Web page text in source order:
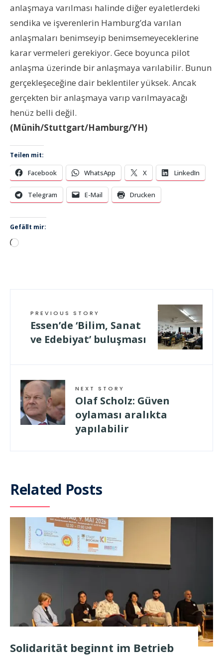
anlaşmaya varılması halinde diğer eyaletlerdeki
sendika ve işverenlerin Hamburg’da varılan
anlaşmaları benimseyip benimsemeyeceklerine
karar vermeleri gerekiyor. Gece boyunca pilot
anlaşma üzerinde bir anlaşmaya varılabilir. Bunun
gerçekleşeceğine dair beklentiler yüksek. Ancak
gerçekten bir anlaşmaya varıp varılmayacağı
henüz belli değil.
(Münih/Stuttgart/Hamburg/YH)
Teilen mit:
Facebook WhatsApp X LinkedIn
Telegram E-Mail Drucken
Gefällt mir:
Wird
PREVIOUS STORY
Essen’de ‘Bilim, Sanat
ve Edebiyat’ buluşması
NEXT STORY
Olaf Scholz: Güven
oylaması aralıkta
yapılabilir
Related Posts
Solidarität beginnt im Betrieb